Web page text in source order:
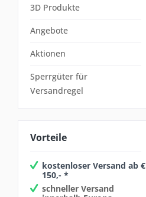
3D Produkte
Angebote
Aktionen
Sperrgüter für
Versandregel
Vorteile
kostenloser Versand ab €
150,- *
schneller Versand